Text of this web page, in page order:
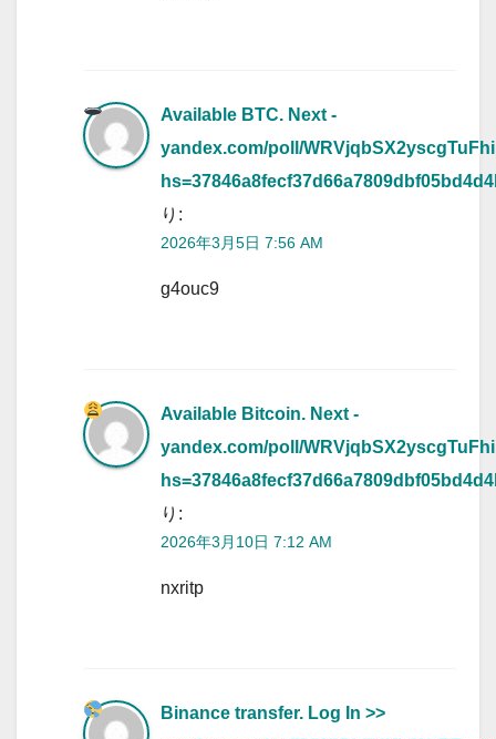
Available BTC. Next -
yandex.com/poll/
り:
2026年3月5日 7:56 AM
g4ouc9
Available Bitcoin. Next -
yandex.com/poll/
り:
2026年3月10日 7:12 AM
nxritp
Binance transfer. Log In >>